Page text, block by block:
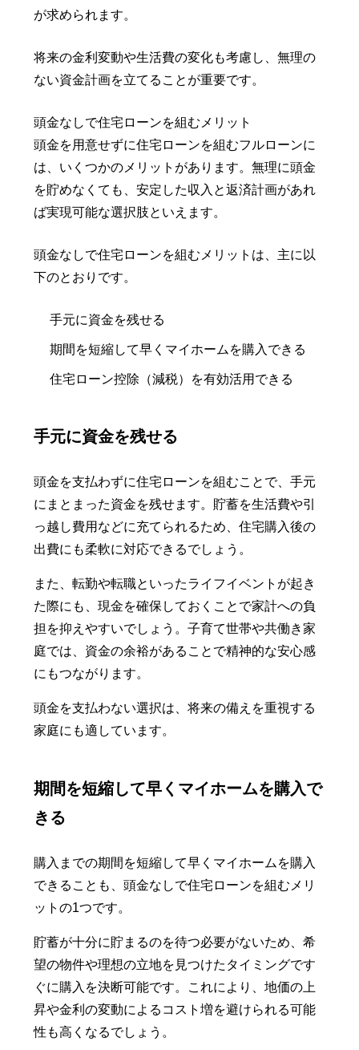
が求められます。
将来の金利変動や生活費の変化も考慮し、無理の
ない資金計画を立てることが重要です。
頭金なしで住宅ローンを組むメリット
頭金を用意せずに住宅ローンを組むフルローンに
は、いくつかのメリットがあります。無理に頭金
を貯めなくても、安定した収入と返済計画があれ
ば実現可能な選択肢といえます。
頭金なしで住宅ローンを組むメリットは、主に以
下のとおりです。
手元に資金を残せる
期間を短縮して早くマイホームを購入できる
住宅ローン控除（減税）を有効活用できる
手元に資金を残せる
頭金を支払わずに住宅ローンを組むことで、手元
にまとまった資金を残せます。貯蓄を生活費や引
っ越し費用などに充てられるため、住宅購入後の
出費にも柔軟に対応できるでしょう。
また、転勤や転職といったライフイベントが起き
た際にも、現金を確保しておくことで家計への負
担を抑えやすいでしょう。子育て世帯や共働き家
庭では、資金の余裕があることで精神的な安心感
にもつながります。
頭金を支払わない選択は、将来の備えを重視する
家庭にも適しています。
期間を短縮して早くマイホームを購入で
きる
購入までの期間を短縮して早くマイホームを購入
できることも、頭金なしで住宅ローンを組むメリ
ットの1つです。
貯蓄が十分に貯まるのを待つ必要がないため、希
望の物件や理想の立地を見つけたタイミングです
ぐに購入を決断可能です。これにより、地価の上
昇や金利の変動によるコスト増を避けられる可能
性も高くなるでしょう。